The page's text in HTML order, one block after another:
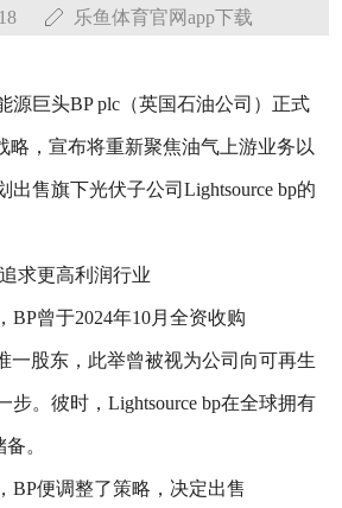
乐鱼体育官网app下载
源巨头BP plc（英国石油公司）正式
略，宣布将重新聚焦油气上游业务以
出售旗下光伏子公司Lightsource bp的
求更高利润行业
BP曾于2024年10月全资收购
一股东，此举曾被视为公司向可再生
步。彼时，Lightsource bp在全球拥有
。
BP便调整了策略，决定出售